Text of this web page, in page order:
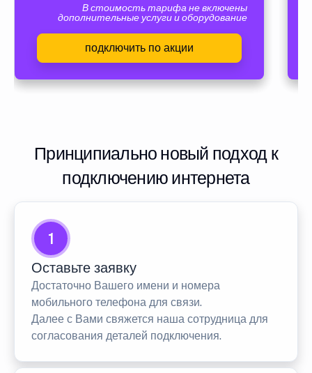
В стоимость тарифа не включены
дополнительные услуги и оборудование
подключить по акции
Принципиально новый подход к
подключению интернета
1
Оставьте заявку
Достаточно Вашего имени и номера
мобильного телефона для связи.
Далее с Вами свяжется наша сотрудница для
согласования деталей подключения.